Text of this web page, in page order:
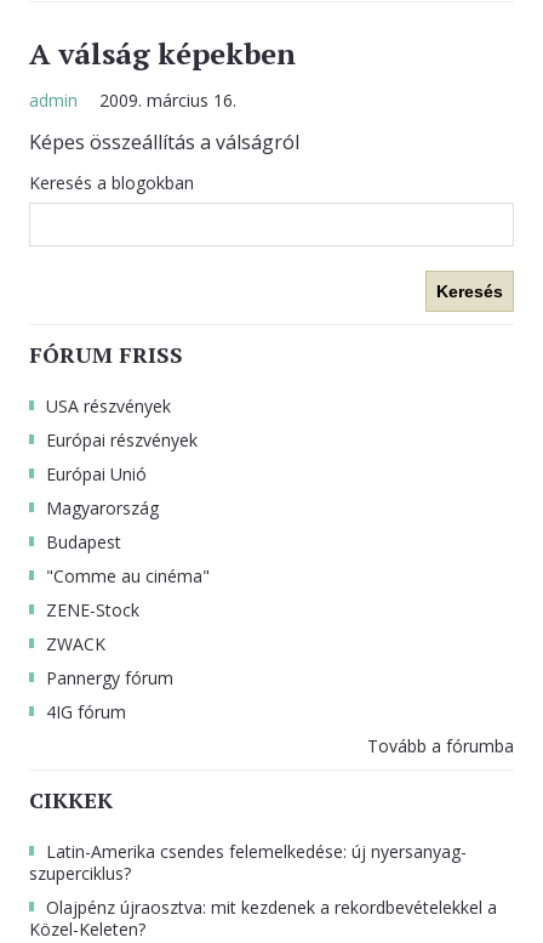
A válság képekben
admin 2009. március 16.
Képes összeállítás a válságról
Keresés a blogokban
Keresés
FÓRUM FRISS
USA részvények
Európai részvények
Európai Unió
Magyarország
Budapest
"Comme au cinéma"
ZENE-Stock
ZWACK
Pannergy fórum
4IG fórum
Tovább a fórumba
CIKKEK
Latin-Amerika csendes felemelkedése: új nyersanyag-
szuperciklus?
Olajpénz újraosztva: mit kezdenek a rekordbevételekkel a
Közel-Keleten?